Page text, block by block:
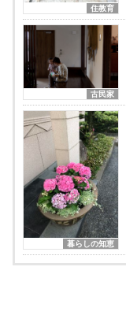
住教育
古民家
暮らしの知恵